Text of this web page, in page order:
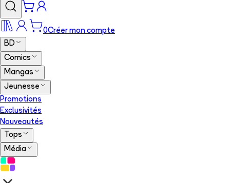
0Créer mon compte
BD
Comics
Mangas
Jeunesse
Promotions
Exclusivités
Nouveautés
Tops
Média